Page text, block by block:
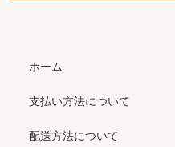
ホーム
支払い方法について
配送方法について